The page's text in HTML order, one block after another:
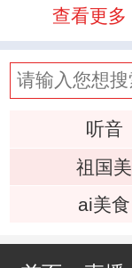
查看更多
听音
祖国美
ai美食